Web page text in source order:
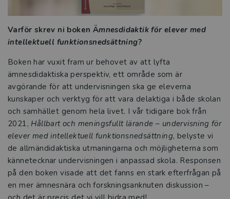
Hitta läsflyt och bygg upp ordförrådet
Grunderna i läs- och skrivinlärning
Kraften i den kollektiva förmågan
Läsning och gestaltning – att arbeta
med litteratur på mellanstadiet
Elevhälsan i förändring
Räkna med framgång
Att leda utvecklingsprocesser i förskola
och skola
Varför skrev ni boken Ämnesdidaktik för elever med
intellektuell funktionsnedsättning?
Boken har vuxit fram ur behovet av att lyfta
ämnesdidaktiska perspektiv, ett område som är
avgörande för att undervisningen ska ge eleverna
kunskaper och verktyg för att vara delaktiga i både skolan
och samhället genom hela livet. I vår tidigare bok från
2021, Hållbart och meningsfullt lärande – undervisning för
elever med intellektuell funktionsnedsättning, belyste vi
de allmändidaktiska utmaningarna och möjligheterna som
kännetecknar undervisningen i anpassad skola. Responsen
på den boken visade att det fanns en stark efterfrågan på
en mer ämnesnära och forskningsanknuten diskussion –